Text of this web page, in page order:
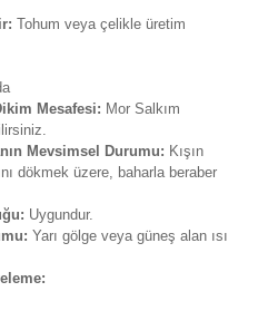
Tohum veya çelikle üretim
Mesafesi: Mor Salkım
Mevsimsel Durumu: Kışın
dökmek üzere, baharla beraber
Uygundur.
Yarı gölge veya güneş alan ısı